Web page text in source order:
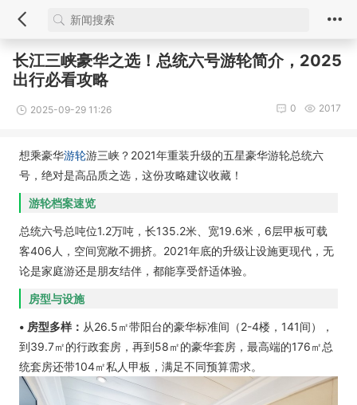
长江三峡豪华之选！总统六号游轮简介，2025
出行必看攻略
2025-09-29 11:26 2017
0
想乘豪华游轮游三峡？2021年重装升级的五星豪华游轮总统六
号，绝对是高品质之选，这份攻略建议收藏！
游轮档案速览
总统六号总吨位1.2万吨，长135.2米、宽19.6米，6层甲板可载
客406人，空间宽敞不拥挤。2021年底的升级让设施更现代，无
论是家庭游还是朋友结伴，都能享受舒适体验。
房型与设施
• 房型多样： 从26.5㎡带阳台的豪华标准间（2-4楼，141间），
到39.7㎡的行政套房，再到58㎡的豪华套房，最高端的176㎡总
统套房还带104㎡私人甲板，满足不同预算需求。